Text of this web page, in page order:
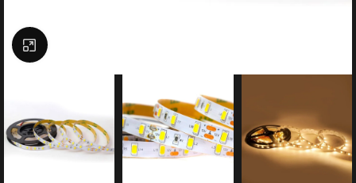
Click to enlarge